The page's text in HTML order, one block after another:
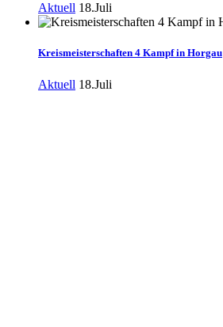
Aktuell 18.Juli
Kreismeisterschaften 4 Kampf in Horgau
Aktuell 18.Juli